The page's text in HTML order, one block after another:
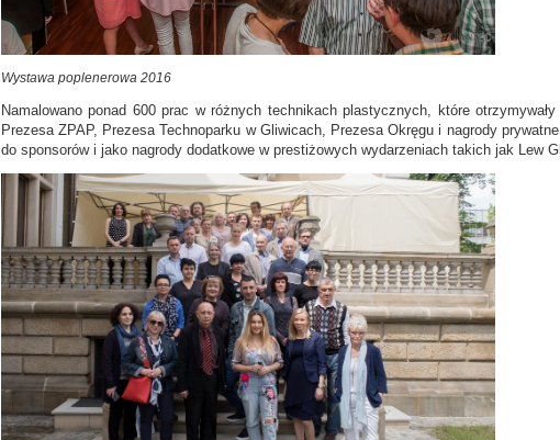
Wystawa poplenerowa 2016
Namalowano ponad 600 prac w różnych technikach plastycznych, które
Prezesa ZPAP, Prezesa Technoparku w Gliwicach, Prezesa Okręgu i nagrody
do sponsorów i jako nagrody dodatkowe w prestiżowych wydarzeniach takich jak Lew